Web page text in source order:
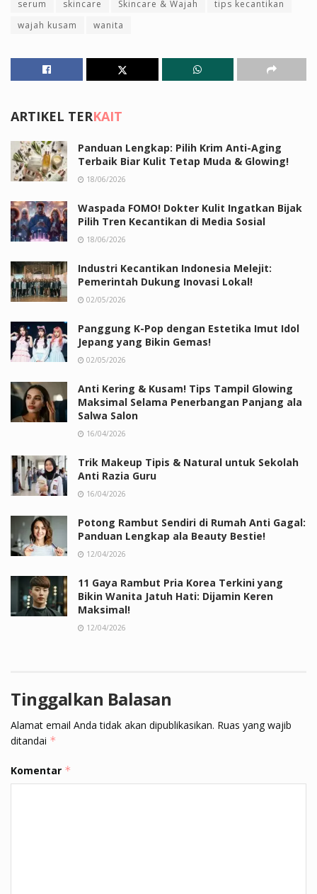
serum skincare Skincare & Wajah
tips kecantikan
wajah kusam
wanita
ARTIKEL TERKAIT
Panduan Lengkap: Pilih Krim Anti-Aging
Terbaik Biar Kulit Tetap Muda & Glowing!
18/06/2026
Waspada FOMO! Dokter Kulit Ingatkan Bijak
Pilih Tren Kecantikan di Media Sosial
18/06/2026
Industri Kecantikan Indonesia Melejit:
Pemerintah Dukung Inovasi Lokal!
02/05/2026
Panggung K-Pop dengan Estetika Imut Idol
Jepang yang Bikin Gemas!
02/05/2026
Anti Kering & Kusam! Tips Tampil Glowing
Maksimal Selama Penerbangan Panjang ala
Salwa Salon
16/04/2026
Trik Makeup Tipis & Natural untuk Sekolah
Anti Razia Guru
16/04/2026
Potong Rambut Sendiri di Rumah Anti Gagal:
Panduan Lengkap ala Beauty Bestie!
12/04/2026
11 Gaya Rambut Pria Korea Terkini yang
Bikin Wanita Jatuh Hati: Dijamin Keren
Maksimal!
12/04/2026
Tinggalkan Balasan
Alamat email Anda tidak akan dipublikasikan. Ruas yang wajib
ditandai *
Komentar *